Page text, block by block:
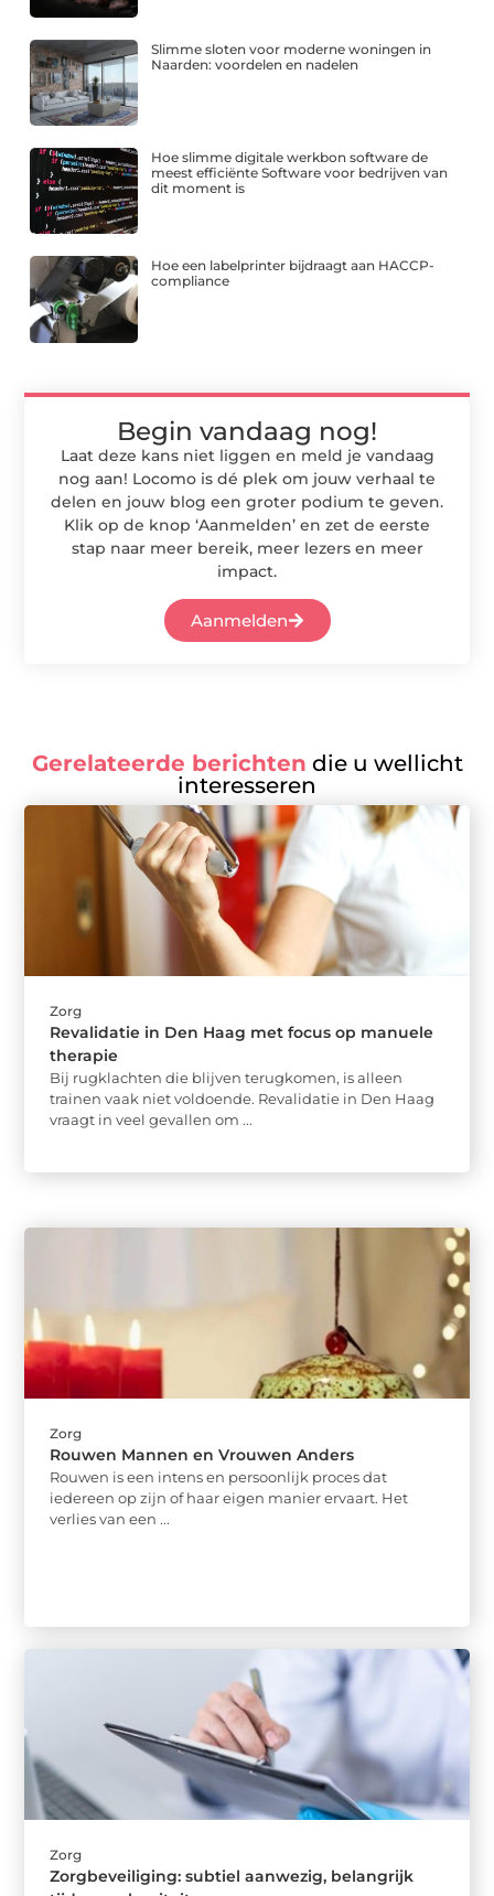
Slimme sloten voor moderne woningen in
Naarden: voordelen en nadelen
Hoe slimme digitale werkbon software de
meest efficiënte Software voor bedrijven van
dit moment is
Hoe een labelprinter bijdraagt aan HACCP-
compliance
Begin vandaag nog!
Laat deze kans niet liggen en meld je vandaag
nog aan! Locomo is dé plek om jouw verhaal te
delen en jouw blog een groter podium te geven.
Klik op de knop ‘Aanmelden’ en zet de eerste
stap naar meer bereik, meer lezers en meer
impact.
Aanmelden
Gerelateerde berichten die u wellicht
interesseren
Zorg
Revalidatie in Den Haag met focus op manuele
therapie
Bij rugklachten die blijven terugkomen, is alleen
trainen vaak niet voldoende. Revalidatie in Den Haag
vraagt in veel gevallen om ...
Zorg
Rouwen Mannen en Vrouwen Anders
Rouwen is een intens en persoonlijk proces dat
iedereen op zijn of haar eigen manier ervaart. Het
verlies van een ...
Zorg
Zorgbeveiliging: subtiel aanwezig, belangrijk